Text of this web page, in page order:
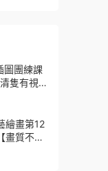
圖團練課
隻有視
繪畫第12
畫質不錯